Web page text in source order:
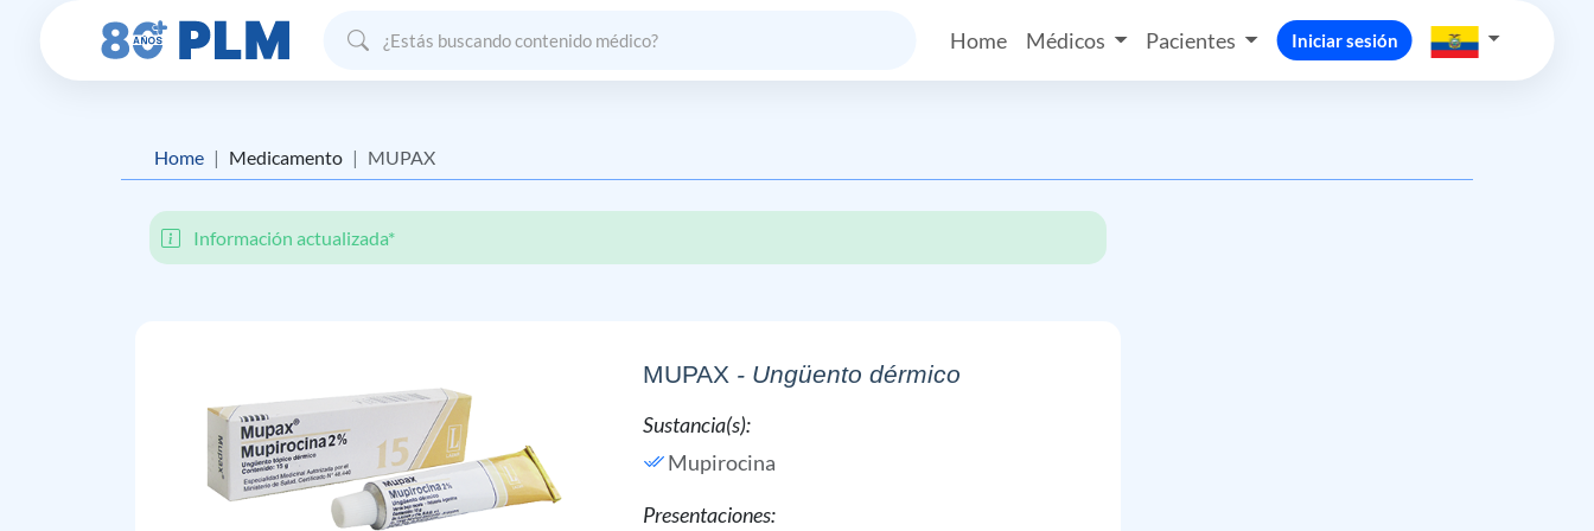
Home Médicos Pacientes Iniciar sesión
Home Medicamento MUPAX
Información actualizada*
MUPAX - Ungüento dérmico
Sustancia(s):
Mupirocina
Presentaciones: